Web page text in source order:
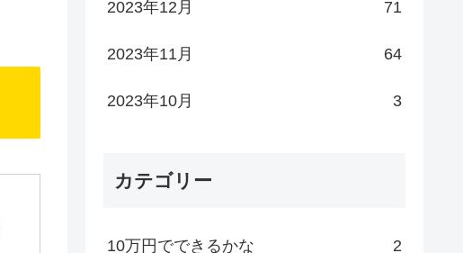
2023年12月 71
2023年11月 64
2023年10月 3
カテゴリー
10万円でできるかな 2